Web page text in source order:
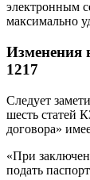
электронным
максимально
Изменения
1217
Следует
шесть статей
договора»
«При
подать